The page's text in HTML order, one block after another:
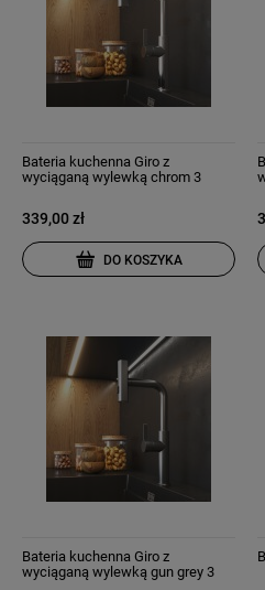
Bateria kuchenna Giro z
wyciąganą wylewką chrom 3
339,00 zł
DO KOSZYKA
Bateria kuchenna Giro z
wyciąganą wylewką gun grey 3